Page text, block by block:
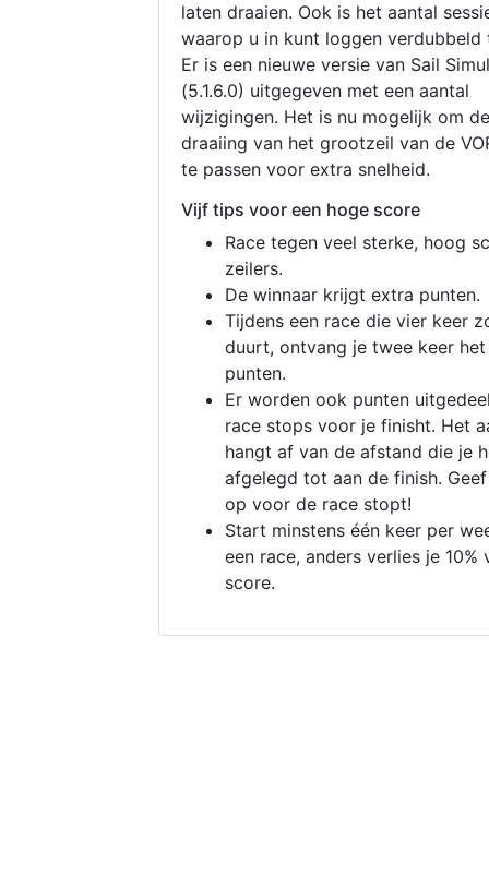
laten draaien. Ook is het aantal
waarop u in kunt loggen verdubbeld
Er is een nieuwe versie van Sail
(5.1.6.0) uitgegeven met een aantal
wijzigingen. Het is nu mogelijk om de
draaiing van het grootzeil van de
te passen voor extra snelheid.
Vijf tips voor een hoge score
Race tegen veel sterke, hoog
zeilers.
De winnaar krijgt extra punten.
Tijdens een race die vier keer
duurt, ontvang je twee keer
punten.
Er worden ook punten
race stops voor je finisht. Het
hangt af van de afstand die je
afgelegd tot aan de finish.
op voor de race stopt!
Start minstens één keer per
een race, anders verlies je 10%
score.